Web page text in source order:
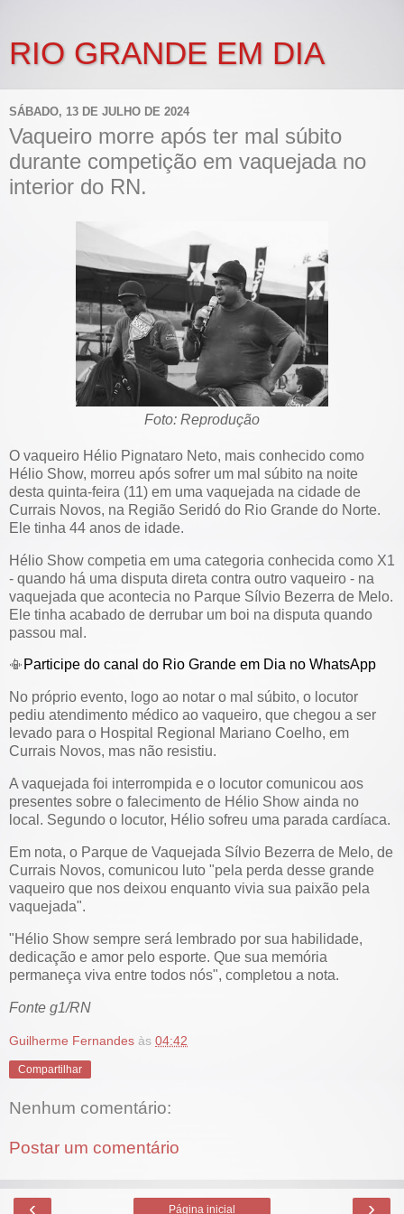
RIO GRANDE EM DIA
SÁBADO, 13 DE JULHO DE 2024
Vaqueiro morre após ter mal súbito
durante competição em vaquejada no
interior do RN.
Foto: Reprodução
O vaqueiro Hélio Pignataro Neto, mais conhecido como
Hélio Show, morreu após sofrer um mal súbito na noite
desta quinta-feira (11) em uma vaquejada na cidade de
Currais Novos, na Região Seridó do Rio Grande do Norte.
Ele tinha 44 anos de idade.
Hélio Show competia em uma categoria conhecida como X1
- quando há uma disputa direta contra outro vaqueiro - na
vaquejada que acontecia no Parque Sílvio Bezerra de Melo.
Ele tinha acabado de derrubar um boi na disputa quando
passou mal.
📳 Participe do canal do Rio Grande em Dia no WhatsApp
No próprio evento, logo ao notar o mal súbito, o locutor
pediu atendimento médico ao vaqueiro, que chegou a ser
levado para o Hospital Regional Mariano Coelho, em
Currais Novos, mas não resistiu.
A vaquejada foi interrompida e o locutor comunicou aos
presentes sobre o falecimento de Hélio Show ainda no
local. Segundo o locutor, Hélio sofreu uma parada cardíaca.
Em nota, o Parque de Vaquejada Sílvio Bezerra de Melo, de
Currais Novos, comunicou luto "pela perda desse grande
vaqueiro que nos deixou enquanto vivia sua paixão pela
vaquejada".
"Hélio Show sempre será lembrado por sua habilidade,
dedicação e amor pelo esporte. Que sua memória
permaneça viva entre todos nós", completou a nota.
Fonte g1/RN
Guilherme Fernandes às 04:42
Compartilhar
Nenhum comentário:
Postar um comentário
‹ ›
Página inicial